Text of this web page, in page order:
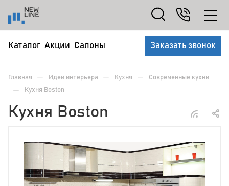
Каталог Акции Салоны Заказать звонок
Главная — Идеи интерьера — Кухня — Современные кухни
— Кухня Boston
Кухня Boston